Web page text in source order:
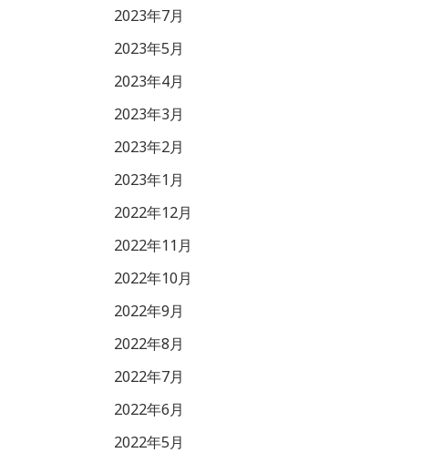
2023年7月
2023年5月
2023年4月
2023年3月
2023年2月
2023年1月
2022年12月
2022年11月
2022年10月
2022年9月
2022年8月
2022年7月
2022年6月
2022年5月